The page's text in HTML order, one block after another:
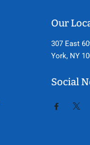
Our
307 East
York, NY
Social